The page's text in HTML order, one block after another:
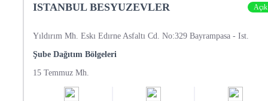
ISTANBUL BESYUZEVLER Açık
Yıldırım Mh. Eskı Edırne Asfaltı Cd. No:329 Bayrampasa - Ist.
Şube Dağıtım Bölgeleri
15 Temmuz Mh.